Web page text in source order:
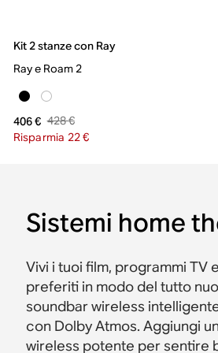
Kit 2 stanze con Ray
Ray e Roam 2
406 € 428 €
Risparmia 22 €
Sistemi home
Vivi i tuoi film, programmi TV
preferiti in modo del tutto
soundbar wireless
con Dolby Atmos. Aggiungi
wireless potente per sentire